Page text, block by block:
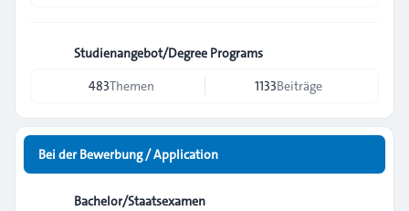
Studienangebot/Degree Programs
483Themen 1133Beiträge
Bei der Bewerbung / Application
Bachelor/Staatsexamen